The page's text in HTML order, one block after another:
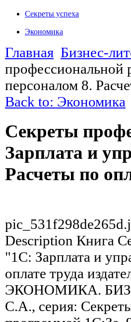
Секреты успеха
Экономика
Главная Бизнес-
профессиональной
персоналом 8.
Back to: Экономика
Секреты
Зарплата и
Расчеты по
Description Книга
"1С: Зарплата и
оплате труда
ЭКОНОМИКА.
С.А., серия: